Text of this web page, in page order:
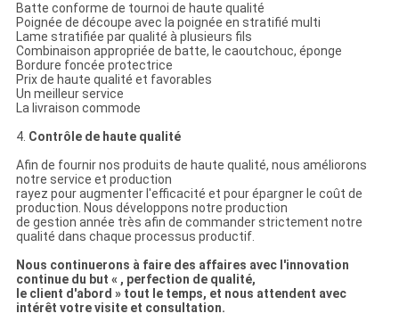
Batte conforme de tournoi de haute qualité
Poignée de découpe avec la poignée en stratifié multi
Lame stratifiée par qualité à plusieurs fils
Combinaison appropriée de batte, le caoutchouc, éponge
Bordure foncée protectrice
Prix de haute qualité et favorables
Un meilleur service
La livraison commode
4. Contrôle de haute qualité
Afin de fournir nos produits de haute qualité, nous améliorons
notre service et production
rayez pour augmenter l'efficacité et pour épargner le coût de
production. Nous développons notre production
de gestion année très afin de commander strictement notre
qualité dans chaque processus productif.
Nous continuerons à faire des affaires avec l'innovation
continue du but « , perfection de qualité,
le client d'abord » tout le temps, et nous attendent avec
intérêt votre visite et consultation.